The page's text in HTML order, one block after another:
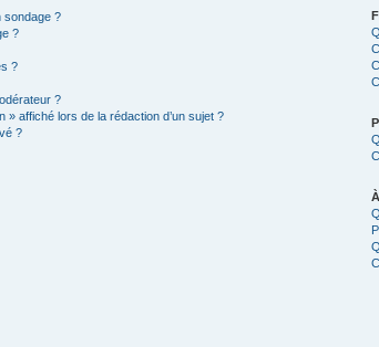
sondage ?
?
?
?
affiché lors de la rédaction d’un sujet ?
?